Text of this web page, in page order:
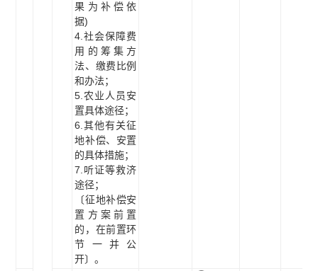
果为补偿依
据)
4.社会保障费
用的筹集方
法、缴费比例
和办法；
5.农业人员安
置具体途径；
6.其他有关征
地补偿、安置
的具体措施；
7.听证等救济
途径；
〔征地补偿安
置方案前置
的，在前置环
节一并公
开〕。